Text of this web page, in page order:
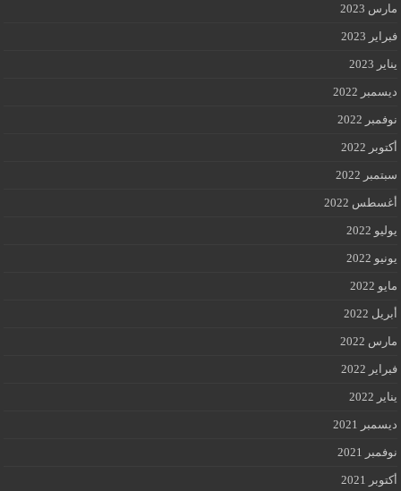
مارس 2023
فبراير 2023
يناير 2023
ديسمبر 2022
نوفمبر 2022
أكتوبر 2022
سبتمبر 2022
أغسطس 2022
يوليو 2022
يونيو 2022
مايو 2022
أبريل 2022
مارس 2022
فبراير 2022
يناير 2022
ديسمبر 2021
نوفمبر 2021
أكتوبر 2021